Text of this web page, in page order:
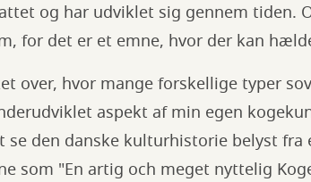
og har udviklet sig gennem tiden.
for det er et emne, hvor der kan
over, hvor mange forskellige typer
aspekt af min egen
se den danske kulturhistorie belyst
som "En artig och meget nyttelig